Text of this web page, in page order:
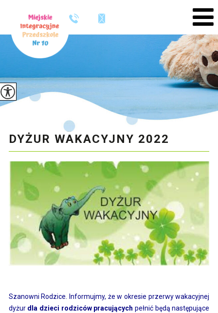
DYŻUR WAKACYJNY 2022
Szanowni Rodzice. Informujmy, że w okresie przerwy wakacyjnej
dyżur dla dzieci rodziców pracujących pełnić będą następujące